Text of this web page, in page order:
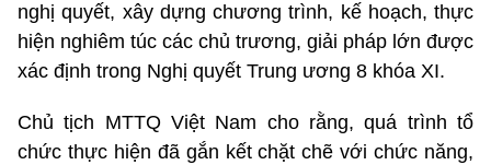
nghị quyết, xây dựng chương trình, kế hoạch, thực
hiện nghiêm túc các chủ trương, giải pháp lớn được
xác định trong Nghị quyết Trung ương 8 khóa XI.
Chủ tịch MTTQ Việt Nam cho rằng, quá trình tổ
chức thực hiện đã gắn kết chặt chẽ với chức năng,